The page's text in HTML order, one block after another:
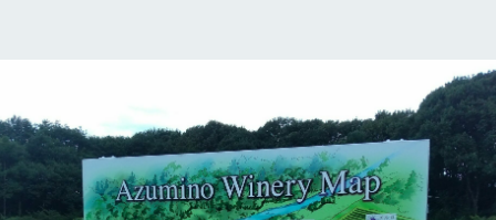
RECRUIT